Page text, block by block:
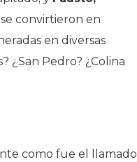
convirtieron en
en diversas
¿San Pedro? ¿Colina
como fue el llamado